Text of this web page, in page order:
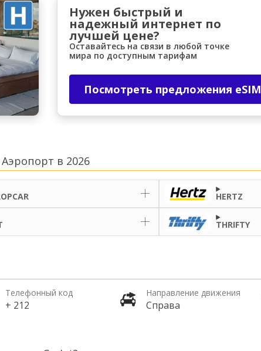
Войти с помощью eLinkНужен быстрый и
надежный интернет по
лучшей цене?
Оставайтесь на связи в любой точке
мира по доступным тарифам
Посмотреть предложения eSIM
в 2026
HERTZ
THRIFTY
Телефонный код
+ 212
Направление движения
Справа